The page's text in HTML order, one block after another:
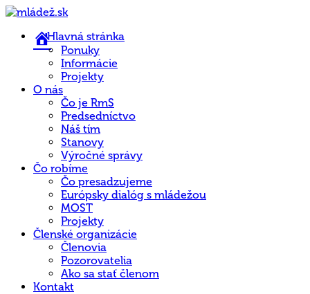
Hlavná stránka
Ponuky
Informácie
Projekty
O nás
Čo je RmS
Predsedníctvo
Náš tím
Stanovy
Výročné správy
Čo robíme
Čo presadzujeme
Európsky dialóg s mládežou
MOST
Projekty
Členské organizácie
Členovia
Pozorovatelia
Ako sa stať členom
Kontakt